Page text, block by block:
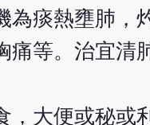
為痰熱壅肺，
等。治宜清
，大便或秘或